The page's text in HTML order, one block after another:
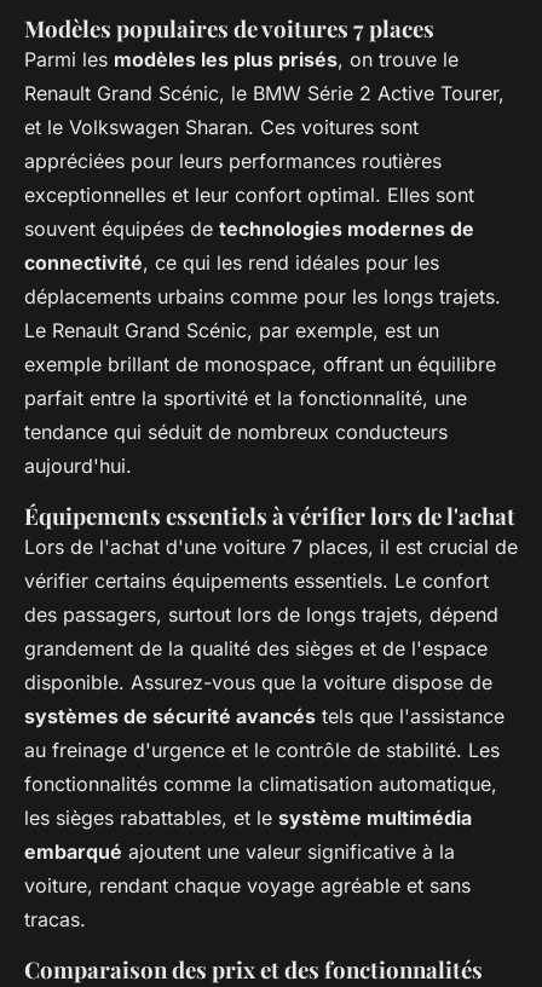
Modèles populaires de voitures 7 places
Parmi les modèles les plus prisés, on trouve le
Renault Grand Scénic, le BMW Série 2 Active Tourer,
et le Volkswagen Sharan. Ces voitures sont
appréciées pour leurs performances routières
exceptionnelles et leur confort optimal. Elles sont
souvent équipées de technologies modernes de
connectivité, ce qui les rend idéales pour les
déplacements urbains comme pour les longs trajets.
Le Renault Grand Scénic, par exemple, est un
exemple brillant de monospace, offrant un équilibre
parfait entre la sportivité et la fonctionnalité, une
tendance qui séduit de nombreux conducteurs
aujourd'hui.
Équipements essentiels à vérifier lors de l'achat
Lors de l'achat d'une voiture 7 places, il est crucial de
vérifier certains équipements essentiels. Le confort
des passagers, surtout lors de longs trajets, dépend
grandement de la qualité des sièges et de l'espace
disponible. Assurez-vous que la voiture dispose de
systèmes de sécurité avancés tels que l'assistance
au freinage d'urgence et le contrôle de stabilité. Les
fonctionnalités comme la climatisation automatique,
les sièges rabattables, et le système multimédia
embarqué ajoutent une valeur significative à la
voiture, rendant chaque voyage agréable et sans
tracas.
Comparaison des prix et des fonctionnalités